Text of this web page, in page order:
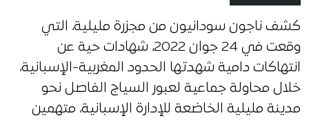
كشف ناجون سودانيون من مجزرة مليلية، التي
وقعت في 24 جوان 2022، شهادات حية عن
انتهاكات دامية شهدتها الحدود المغربية-الإسبانية،
خلال محاولة جماعية لعبور السياج الفاصل نحو
مدينة مليلية الخاضعة للإدارة الإسبانية، متهمين